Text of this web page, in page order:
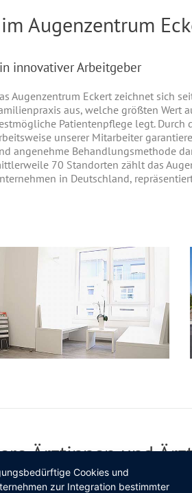
Augenzentrum
innovativer Arbeitgeber
Augenzentrum Eckert zeichnet sich
aus, welche größten Wert
Patientenpflege legt. Durch
unserer Mitarbeiter
angenehme Behandlungsmethode
70 Standorten zählt das
in Deutschland,
Ärztinnen und
Cookies und
zur Integration bestimmter